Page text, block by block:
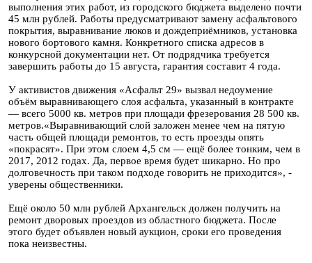
выполнения этих работ, из городского бюджета выделено почти
45 млн рублей. Работы предусматривают замену асфальтового
покрытия, выравнивание люков и дождеприёмников, установка
нового бортового камня. Конкретного списка адресов в
конкурсной документации нет. От подрядчика требуется
завершить работы до 15 августа, гарантия составит 4 года.
У активистов движения «Асфальт 29» вызвал недоумение
объём выравнивающего слоя асфальта, указанный в контракте
— всего 5000 кв. метров при площади фрезерования 28 500 кв.
метров.«Выравнивающий слой заложен менее чем на пятую
часть общей площади ремонтов, то есть проезды опять
«покрасят». При этом слоем 4,5 см — ещё более тонким, чем в
2017, 2012 годах. Да, первое время будет шикарно. Но про
долговечность при таком подходе говорить не приходится», -
уверены общественники.
Ещё около 50 млн рублей Архангельск должен получить на
ремонт дворовых проездов из областного бюджета. После
этого будет объявлен новый аукцион, сроки его проведения
пока неизвестны.